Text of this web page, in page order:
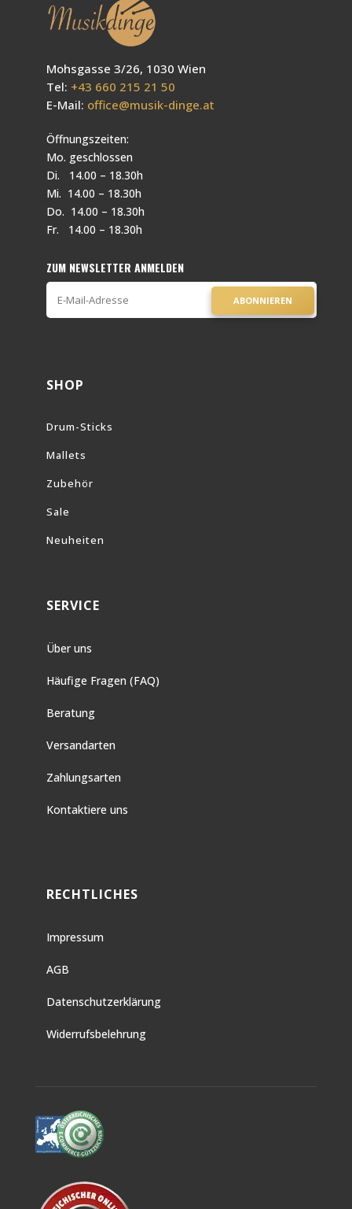
Mohsgasse 3/26, 1030 Wien
Tel: +43 660 215 21 50
E-Mail: office@musik-dinge.at
Öffnungszeiten:
Mo. geschlossen
Di. 14.00 – 18.30h
Mi. 14.00 – 18.30h
Do. 14.00 – 18.30h
Fr. 14.00 – 18.30h
ZUM NEWSLETTER ANMELDEN
ABONNIEREN
SHOP
Drum-Sticks
Mallets
Zubehör
Sale
Neuheiten
SERVICE
Über uns
Häufige Fragen (FAQ)
Beratung
Versandarten
Zahlungsarten
Kontaktiere uns
RECHTLICHES
Impressum
AGB
Datenschutzerklärung
Widerrufsbelehrung